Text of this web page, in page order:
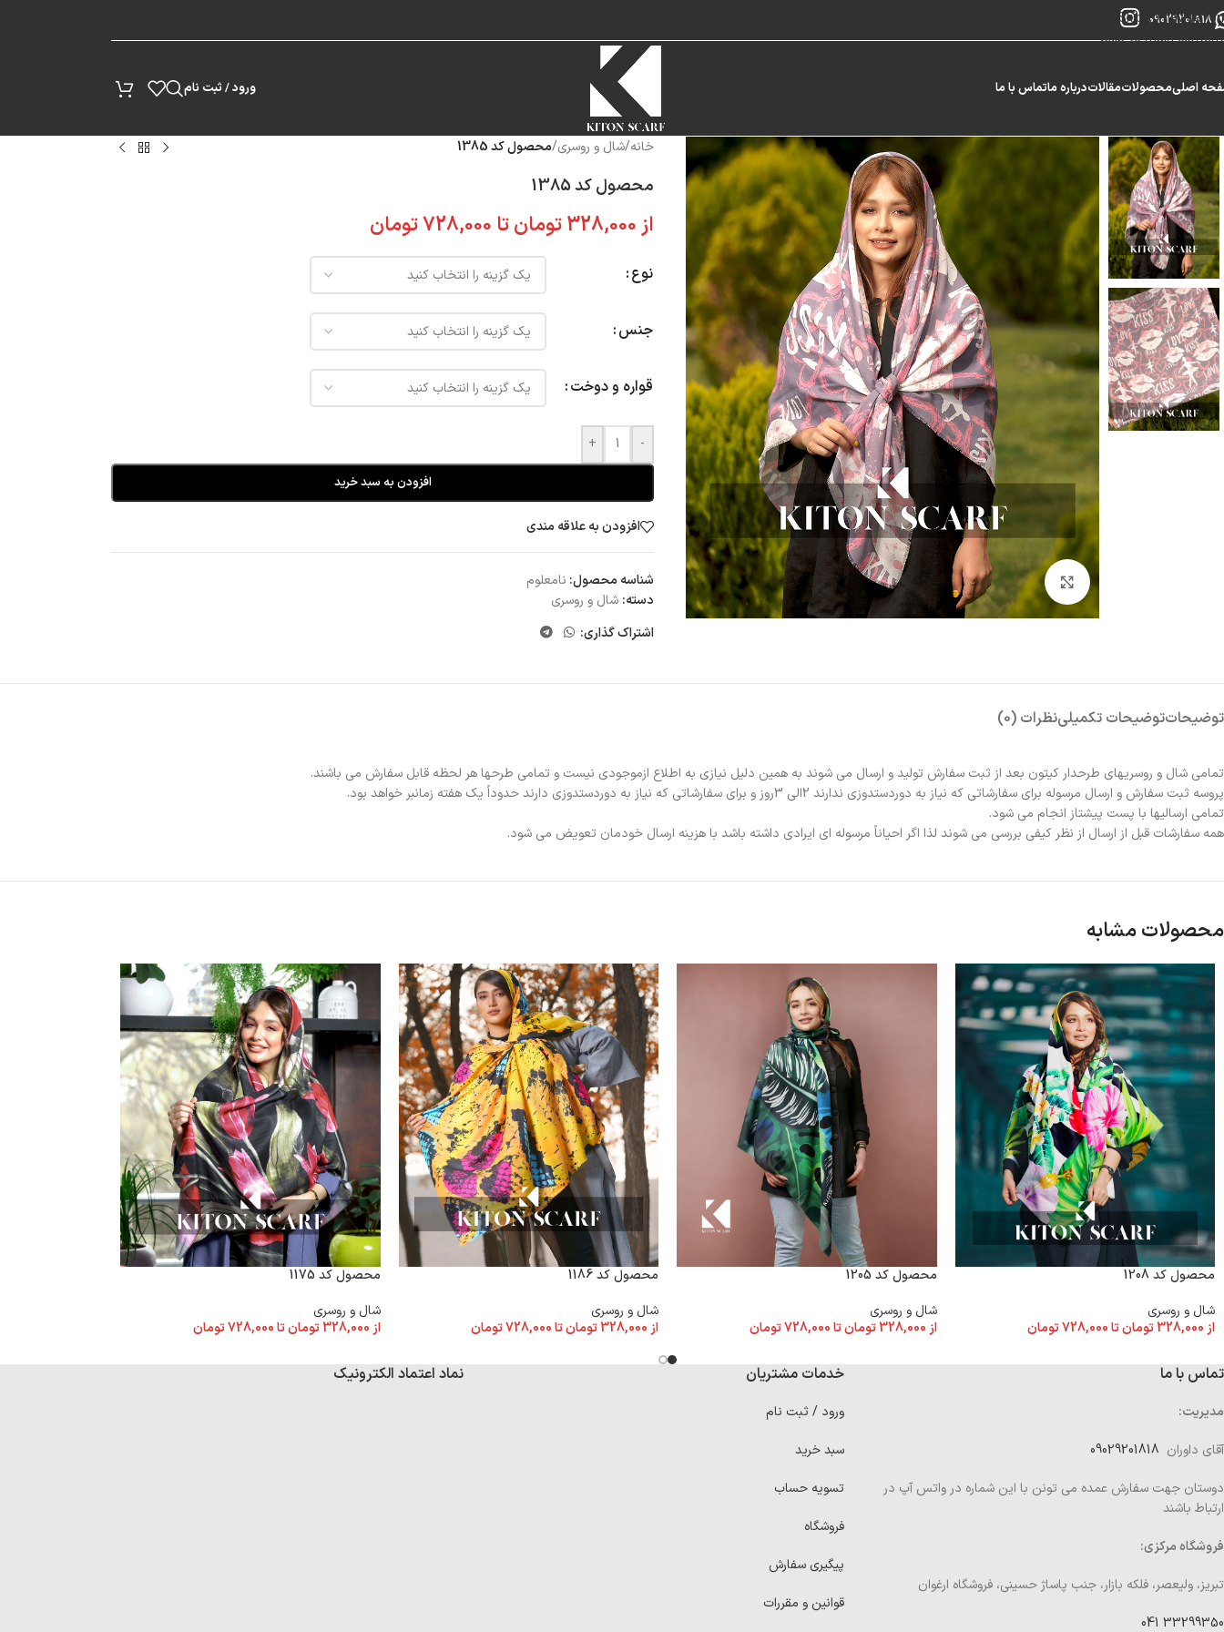
Skip to navigation
Skip to main content
09029201818
اصلیمحصولاتمقالاتدرباره ماتماس با ما ورود / ثبت نام
بزرگنمایی تصویر
خانه/شال و روسری/محصول کد 1385
محصول کد 1385
از328,000تومانتا 728,000تومان
نوع
جنس
قواره و دوخت
-
+
افزودن به سبد خرید
افزودن به علاقه مندی
شناسه محصول: نامعلوم
دسته: شال و روسری
اشتراک گذاری:
توضیحاتتوضیحات تکمیلینظرات (0)
تمامی شال و روسریهای طرحدار کیتون بعد از ثبت سفارش تولید و ارسال می شوند به همین دلیل نیازی به اطلاع ازموجودی نیست و تمامی طرحها هر لحظه قابل سفارش می باشند.
پروسه ثبت سفارش و ارسال مرسوله برای سفارشاتی که نیاز به دوردستدوزی ندارند 2الی 3روز و برای سفارشاتی که نیاز به دوردستدوزی دارند حدوداً یک هفته زمانبر خواهد بود.
تمامی ارسالیها با پست پیشتاز انجام می شود.
همه سفارشات قبل از ارسال از نظر کیفی بررسی می شوند لذا اگر احیاناً مرسوله ای ایرادی داشته باشد با هزینه ارسال خودمان تعویض می شود.
محصولات مشابه
محصول کد 1208
شال و روسری
از 328,000تومانتا728,000تومان
محصول کد 1205
شال و روسری
از328,000 تومانتا728,000تومان
محصول کد 1186
شال و روسری
از328,000تومانتا728,000تومان
محصول کد 1175
شال و روسری
از328,000 تومانتا728,000تومان
تماس با ما
مدیریت:
آقای داوران
دوستان جهت سفارش عمده می تونن با این شماره در واتس آپ در
ارتباط باشند
فروشگاه مرکزی:
تبریز، ولیعصر، فلکه بازار، جنب پاساژ حسینی، فروشگاه ارغوان
33299350 041
خدمات مشتریان
ورود / ثبت نام
سبد خرید
تسویه حساب
فروشگاه
پیگیری سفارش
قوانین و مقررات
نماد اعتماد الکترونیک